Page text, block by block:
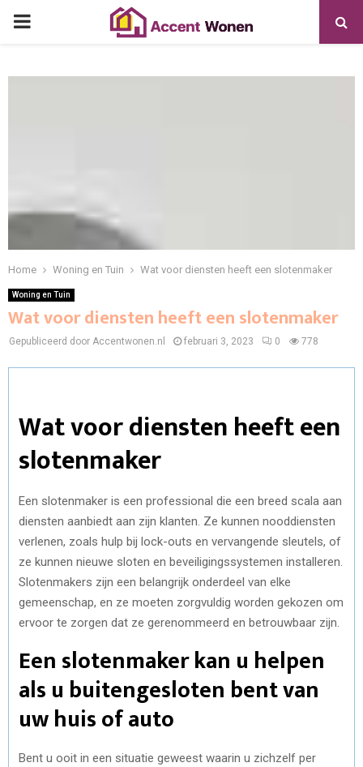
PRIMARY
Home Woning en Tuin Wat voor diensten heeft een slotenmaker
Woning en Tuin
Wat voor diensten heeft een slotenmaker
Gepubliceerd door Accentwonen.nl februari 3, 2023 0 778
Wat voor diensten heeft een
slotenmaker
Een slotenmaker is een professional die een breed scala aan
diensten aanbiedt aan zijn klanten. Ze kunnen nooddiensten
verlenen, zoals hulp bij lock-outs en vervangende sleutels, of
ze kunnen nieuwe sloten en beveiligingssystemen installeren.
Slotenmakers zijn een belangrijk onderdeel van elke
gemeenschap, en ze moeten zorgvuldig worden gekozen om
ervoor te zorgen dat ze gerenommeerd en betrouwbaar zijn.
Een slotenmaker kan u helpen
als u buitengesloten bent van
uw huis of auto
Bent u ooit in een situatie geweest waarin u zichzelf per